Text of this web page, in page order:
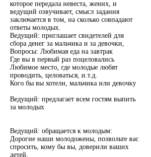
которое передала невеста, жених, и
ведущий озвучивает, смысл задания
заключается в том, на сколько совпадают
ответы молодых.
Ведущий: приглашает свидетелей для
сбора денег за мальчика и за девочки,
Вопросы: Любимая еда на завтрак
Где вы в первый раз поцеловались
Любимое место, где молодые любят
проводить, целоваться, и.т.д.
Кого бы вы хотели, мальчика или девочку
Ведущий: предлагает всем гостям выпить
за молодых
Ведущий: обращается к молодым:
Дорогие наши молодожены, позвольте вас
спросить, кому бы вы, доверили ваших
детей.